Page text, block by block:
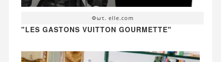
Φωτ. elle.com
"LES GASTONS VUITTON GOURMETTE"